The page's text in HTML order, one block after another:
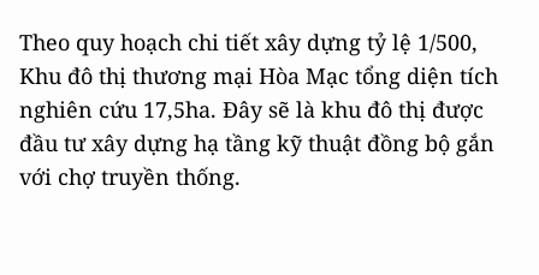
Theo quy hoạch chi tiết xây dựng tỷ lệ 1/500,
Khu đô thị thương mại Hòa Mạc tổng diện tích
nghiên cứu 17,5ha. Đây sẽ là khu đô thị được
đầu tư xây dựng hạ tầng kỹ thuật đồng bộ gắn
với chợ truyền thống.